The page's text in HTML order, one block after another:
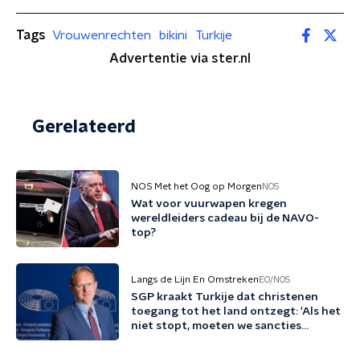
Tags Vrouwenrechten bikini
Turkije
Advertentie via ster.nl
Gerelateerd
NOS Met het Oog op Morgen NOS
Wat voor vuurwapen kregen
wereldleiders cadeau bij de NAVO-
top?
Langs de Lijn En Omstreken EO/NOS
SGP kraakt Turkije dat christenen
toegang tot het land ontzegt: 'Als het
niet stopt, moeten we sancties